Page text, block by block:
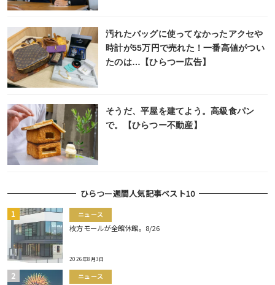
汚れたバッグに使ってなかったアクセや
時計が55万円で売れた！一番高値がつい
たのは…【ひらつー広告】
そうだ、平屋を建てよう。高級食パン
で。【ひらつー不動産】
ひらつー週間人気記事ベスト10
ニュース
枚方モールが全館休館。8/26
2026年8月3日
ニュース